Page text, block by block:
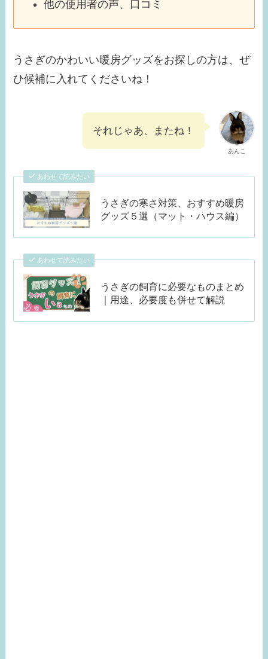
他の使用者の声、口コミ
うさぎのかわいい暖房グッズをお探しの方は、ぜ
ひ候補に入れてくださいね！
あんこ
それじゃあ、またね！
あわせて読みたい
うさぎの寒さ対策、おすすめ暖房
グッズ５選（マット・ハウス編）
あわせて読みたい
うさぎの飼育に必要なものまとめ
｜用途、必要度も併せて解説